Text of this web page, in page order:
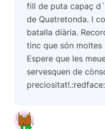
fill de puta capaç
de Quatretonda. I
batalla diària.
tinc que són moltes
Espere que les
servesquen de
preciositat!.:redface: